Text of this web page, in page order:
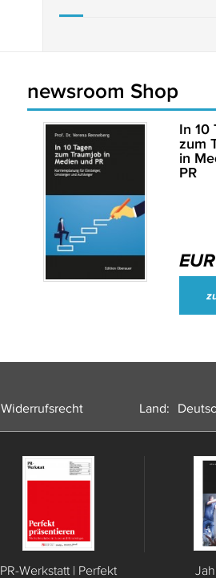
newsroom Shop
In 10
zum
in
PR
Widerrufsrecht Land:
PR-Werkstatt | Perfekt